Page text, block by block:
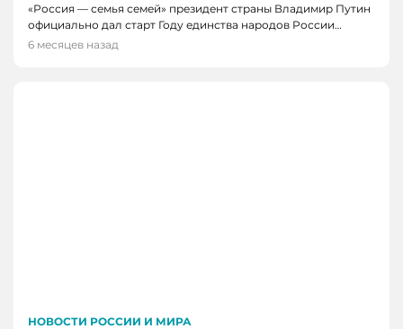
«Россия — семья семей» президент страны Владимир Путин
официально дал старт Году единства народов России…
6 месяцев назад
НОВОСТИ РОССИИ И МИРА